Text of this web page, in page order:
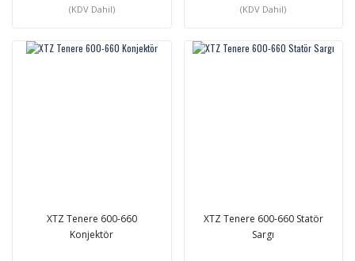
(KDV Dahil) (KDV Dahil)
XTZ Tenere 600-660
Konjektör
XTZ Tenere 600-660 Statör
Sargı